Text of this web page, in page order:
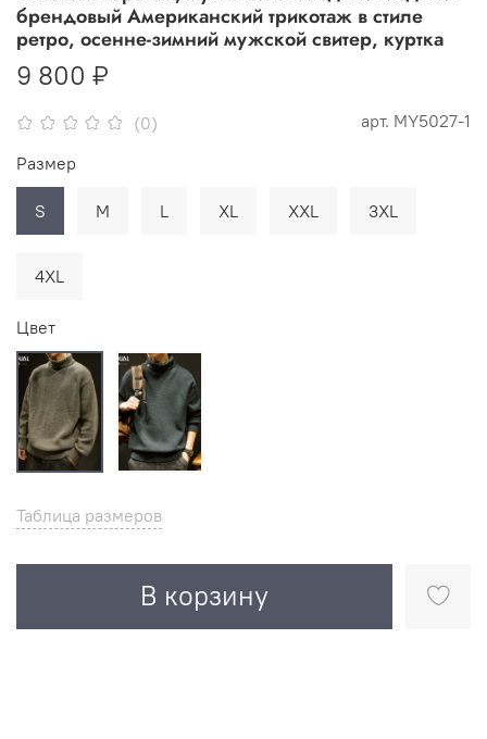
(0) арт. MY5027-1
брендовый Американский трикотаж в стиле
ретро, осенне-зимний мужской свитер, куртка
9 800 ₽
Таблица размеров
В корзину
Размер
S M L XL XXL 3XL
4XL
Цвет